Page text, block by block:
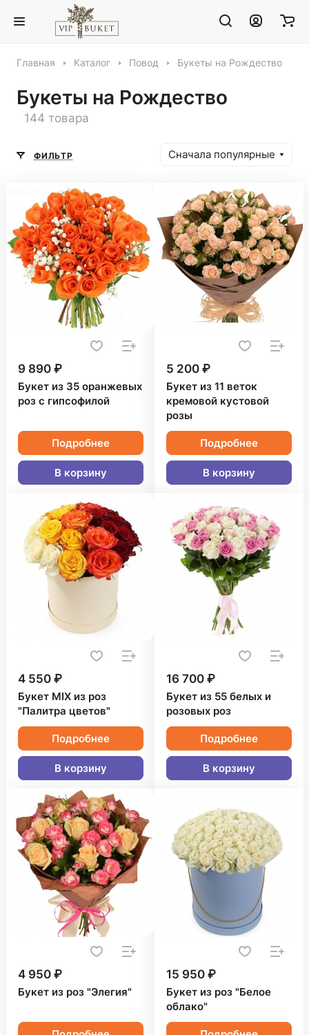
Главная Каталог Повод Букеты на Рождество
Букеты на Рождество
144 товара
ФИЛЬТР Сначала популярные
9 890 ₽
Букет из 35 оранжевых
роз с гипсофилой
Подробнее
В корзину
5 200 ₽
Букет из 11 веток
кремовой кустовой
розы
Подробнее
В корзину
4 550 ₽
Букет MIX из роз
"Палитра цветов"
Подробнее
В корзину
16 700 ₽
Букет из 55 белых и
розовых роз
Подробнее
В корзину
4 950 ₽
Букет из роз "Элегия"
15 950 ₽
Букет из роз "Белое
облако"